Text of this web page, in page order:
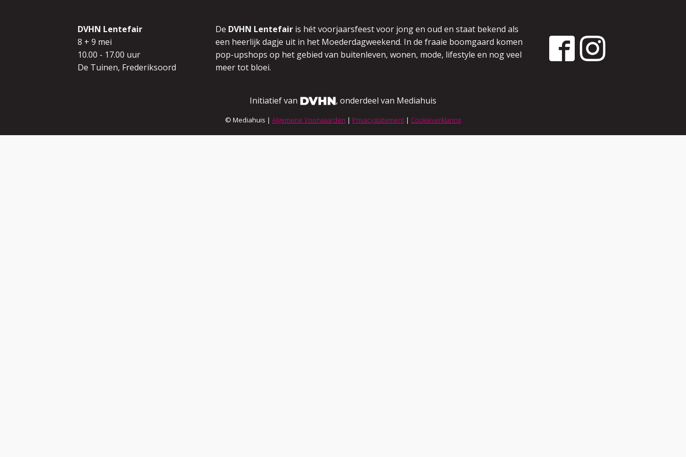
DVHN Lentefair
8 + 9 mei
10.00 - 17.00 uur
De Tuinen, Frederiksoord
De DVHN Lentefair is hét voorjaarsfeest voor jong en oud en staat bekend als
een heerlijk dagje uit in het Moederdagweekend. In de fraaie boomgaard komen
pop-upshops op het gebied van buitenleven, wonen, mode, lifestyle en nog veel
meer tot bloei.
Initiatief van , onderdeel van Mediahuis
© Mediahuis | Algemene Voorwaarden | Privacystatement | Cookieverklaring